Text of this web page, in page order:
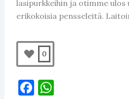
lasipurkkeihin ja otimme ulos
erikokoisia pensseleitä.
0
F W